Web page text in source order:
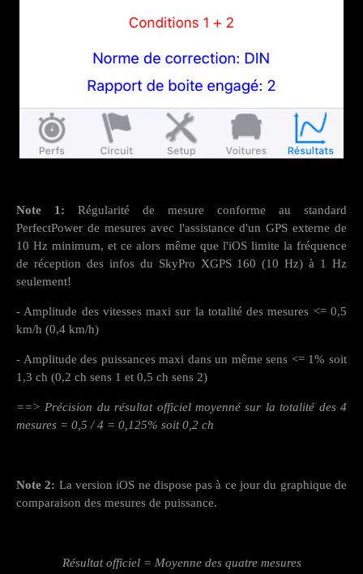
Note 1: Régularité de mesure conforme au standard
PerfectPower de mesures avec l'assistance d'un GPS externe de
10 Hz minimum, et ce alors même que l'iOS limite la fréquence
de réception des infos du SkyPro XGPS 160 (10 Hz) à 1 Hz
seulement!
- Amplitude des vitesses maxi sur la totalité des mesures <= 0,5
km/h (0,4 km/h)
- Amplitude des puissances maxi dans un même sens <= 1% soit
1,3 ch (0,2 ch sens 1 et 0,5 ch sens 2)
==> Précision du résultat officiel moyenné sur la totalité des 4
mesures = 0,5 / 4 = 0,125% soit 0,2 ch
Note 2: La version iOS ne dispose pas à ce jour du graphique de
comparaison des mesures de puissance.
Résultat officiel = Moyenne des quatre mesures